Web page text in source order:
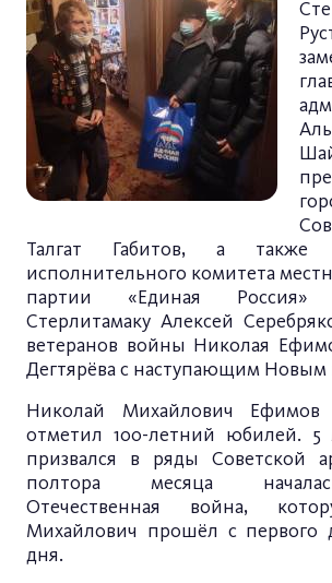
Талгат Габитов, а также
исполнительного комитета
партии «Единая
Стерлитамаку Алексей
ветеранов войны Николая
Дегтярёва с наступающим Новым
Николай Михайлович
отметил 100-летний юбилей. 5
призвался в ряды Советской
полтора месяца
Отечественная война,
Михайлович прошёл с первого
дня.